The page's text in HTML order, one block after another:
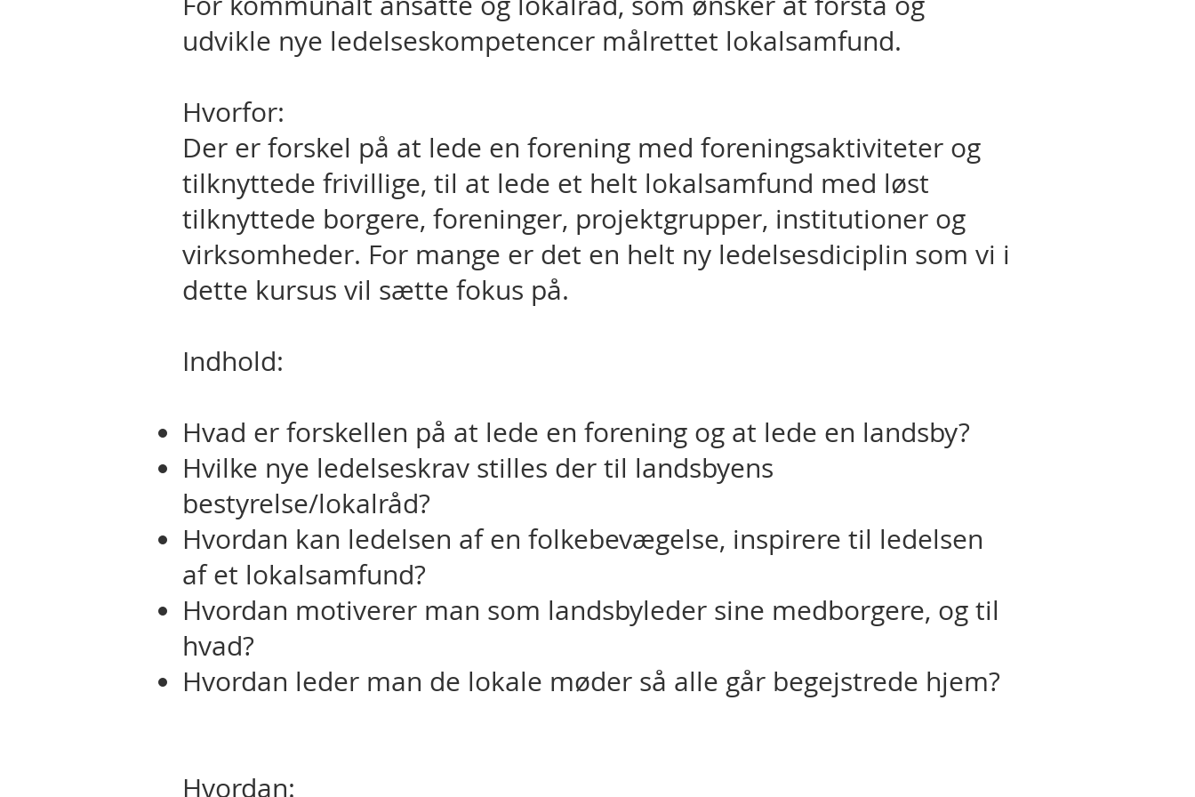
udvikle nye ledelseskompetencer målrettet lokalsamfund.
Hvorfor:
Der er forskel på at lede en forening med foreningsaktiviteter og
tilknyttede frivillige, til at lede et helt lokalsamfund med løst
tilknyttede borgere, foreninger, projektgrupper, institutioner og
virksomheder. For mange er det en helt ny ledelsesdiciplin som vi i
dette kursus vil sætte fokus på.
Indhold:
Hvad er forskellen på at lede en forening og at lede en landsby?
Hvilke nye ledelseskrav stilles der til landsbyens
bestyrelse/lokalråd?
Hvordan kan ledelsen af en folkebevægelse, inspirere til ledelsen
af et lokalsamfund?
Hvordan motiverer man som landsbyleder sine medborgere, og til
hvad?
Hvordan leder man de lokale møder så alle går begejstrede hjem?
Hvordan: